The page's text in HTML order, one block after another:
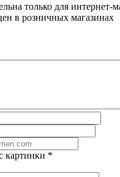
только для интернет-
в розничных магазинах
картинки *